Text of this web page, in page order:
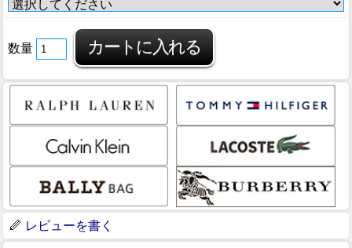
数量
レビューを書く